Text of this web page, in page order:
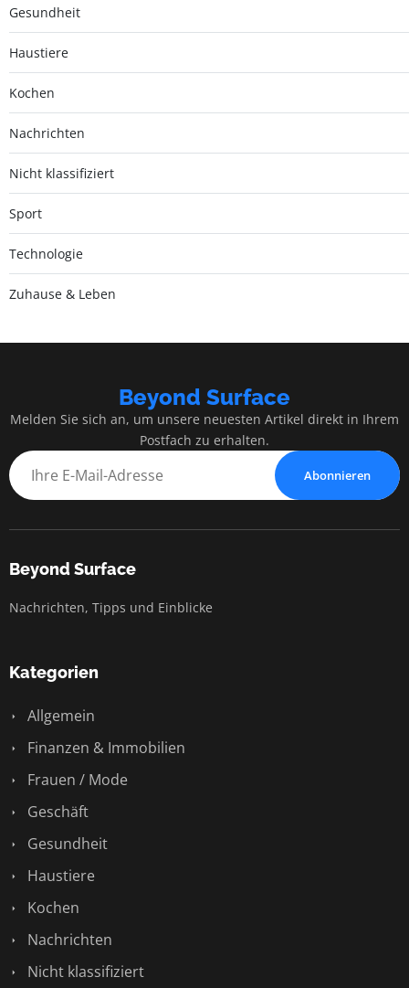
Gesundheit
Haustiere
Kochen
Nachrichten
Nicht klassifiziert
Sport
Technologie
Zuhause & Leben
Beyond Surface
Melden Sie sich an, um unsere neuesten Artikel direkt in Ihrem
Postfach zu erhalten.
Abonnieren
Beyond Surface
Nachrichten, Tipps und Einblicke
Kategorien
Allgemein
Finanzen & Immobilien
Frauen / Mode
Geschäft
Gesundheit
Haustiere
Kochen
Nachrichten
Nicht klassifiziert